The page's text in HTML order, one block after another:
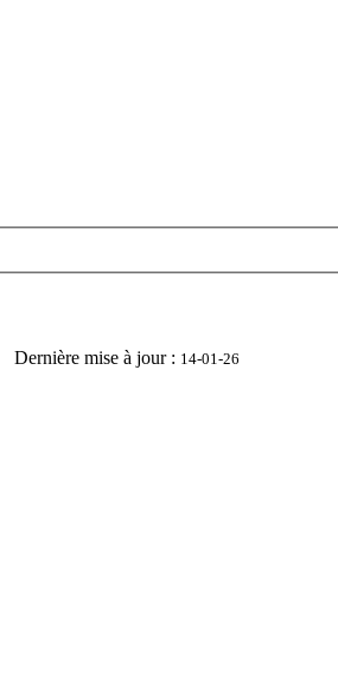
Dernière mise à jour : 14-01-26